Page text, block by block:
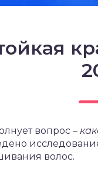
вопрос –
волос.